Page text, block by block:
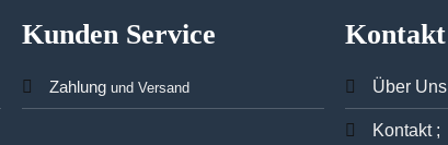
Kunden Service
Zahlung und Versand
Kontakt
Über Uns
Kontakt ;